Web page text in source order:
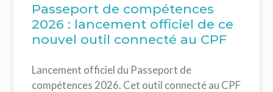
Passeport de compétences
2026 : lancement officiel de ce
nouvel outil connecté au CPF
Lancement officiel du Passeport de
compétences 2026. Cet outil connecté au CPF